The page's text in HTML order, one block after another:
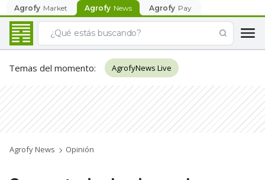
Agrofy Market Agrofy News Agrofy Pay
Temas del momento: AgrofyNews Live
Agrofy News Opinión